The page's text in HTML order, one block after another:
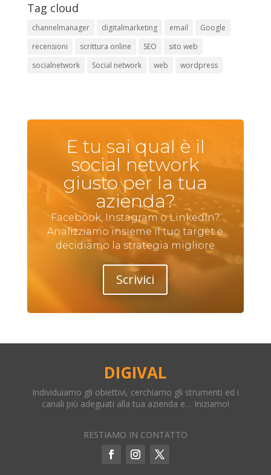
Tag cloud
channelmanager digitalmarketing email
Google
recensioni
scrittura online SEO
sito web
socialnetwork
Social network web wordpress
E tu sai qual è il
social network
giusto per la tua
azienda?
Facebook, Instagram o LinkedIn?
Analizziamo insieme il tuo target e
decidiamo la strategia migliore
Scrivici
DIGIVAL
Individuiamo gli obiettivi, cerchiamo gli strumenti ed i
canali più adeguati alla tua azienda e… Iniziamo!
RESTIAMO IN CONTATTO